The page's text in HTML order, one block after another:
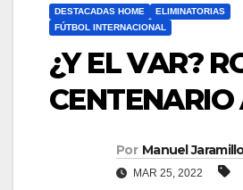
DESTACADAS HOME
ELIMINATORIAS
FÚTBOL INTERNACIONAL
¿Y EL VAR?
CENTENARIO
Por Manuel
MAR 25, 2022